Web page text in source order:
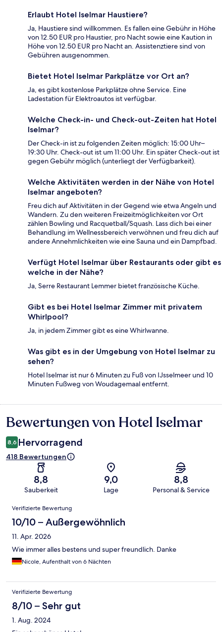
Erlaubt Hotel Iselmar Haustiere?
Ja, Haustiere sind willkommen. Es fallen eine Gebühr in Höhe
von 12.50 EUR pro Haustier, pro Nacht sowie eine Kaution in
Höhe von 12.50 EUR pro Nacht an. Assistenztiere sind von
Gebühren ausgenommen.
Bietet Hotel Iselmar Parkplätze vor Ort an?
Ja, es gibt kostenlose Parkplätze ohne Service. Eine
Ladestation für Elektroautos ist verfügbar.
Welche Check-in- und Check-out-Zeiten hat Hotel
Iselmar?
Der Check-in ist zu folgenden Zeiten möglich: 15:00 Uhr–
19:30 Uhr. Check-out ist um 11:00 Uhr. Ein später Check-out ist
gegen Gebühr möglich (unterliegt der Verfügbarkeit).
Welche Aktivitäten werden in der Nähe von Hotel
Iselmar angeboten?
Freu dich auf Aktivitäten in der Gegend wie etwa Angeln und
Wandern. Zu den weiteren Freizeitmöglichkeiten vor Ort
zählen Bowling und Racquetball/Squash. Lass dich bei einer
Behandlung im Wellnessbereich verwöhnen und freu dich auf
andere Annehmlichkeiten wie eine Sauna und ein Dampfbad.
Verfügt Hotel Iselmar über Restaurants oder gibt es
welche in der Nähe?
Ja, Serre Restaurant Lemmer bietet französische Küche.
Gibt es bei Hotel Iselmar Zimmer mit privatem
Whirlpool?
Ja, in jedem Zimmer gibt es eine Whirlwanne.
Was gibt es in der Umgebung von Hotel Iselmar zu
sehen?
Hotel Iselmar ist nur 6 Minuten zu Fuß von IJsselmeer und 10
Minuten Fußweg von Woudagemaal entfernt.
Bewertungen
Bewertungen von Hotel Iselmar
8,6 Hervorragend
418 Bewertungen
8,8
Sauberkeit
9,0
Lage
8,8
Personal & Service
Bewertungen
Verifizierte Bewertung
10/10 – Außergewöhnlich
11. Apr. 2026
Wie immer alles bestens und super freundlich. Danke
Nicole, Aufenthalt von 6 Nächten
Verifizierte Bewertung
8/10 – Sehr gut
1. Aug. 2024